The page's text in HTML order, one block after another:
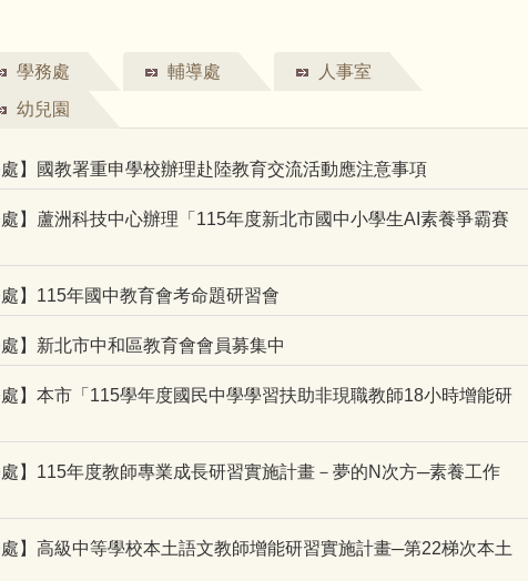
學務處 輔導處
人事室
幼兒園
處】國教署重申學校辦理赴陸教育交流活動應注意事項
處】蘆洲科技中心辦理「115年度新北市國中小學生AI素養爭霸賽
處】115年國中教育會考命題研習會
處】新北市中和區教育會會員募集中
處】本市「115學年度國民中學學習扶助非現職教師18小時增能研
處】115年度教師專業成長研習實施計畫－夢的N次方─素養工作
處】高級中等學校本土語文教師增能研習實施計畫─第22梯次本土